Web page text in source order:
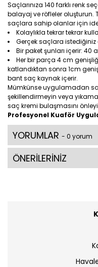
Saçlarınıza 140 farklı renk
balayaj ve röfleler oluşturun.
saçlara sahip olanlar için
Kolaylıkla tekrar tekrar
Gerçek saçlara istediğiniz
Bir paket şunları içerir:
Her bir parça 4 cm
katlandıktan sonra 1cm
bant saç kaynak içerir.
Mümkünse uygulamadan
şekillendirmeyin veya
saç kremi bulaşmasını
Profesyonel Kuaför
YORUMLAR - 0 yorum
ÖNERİLERİNİZ